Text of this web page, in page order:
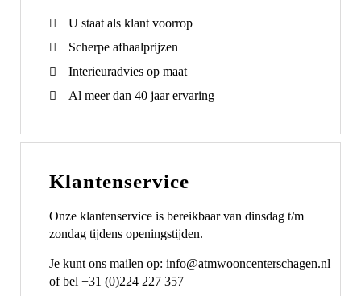
U staat als klant voorrop
Scherpe afhaalprijzen
Interieuradvies op maat
Al meer dan 40 jaar ervaring
Klantenservice
Onze klantenservice is bereikbaar van dinsdag t/m
zondag tijdens openingstijden.
Je kunt ons mailen op: info@atmwooncenterschagen.nl
of bel +31 (0)224 227 357